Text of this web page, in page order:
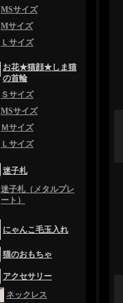
MSサイズ
Mサイズ
Ｌサイズ
お花★猫顔★しま猫
の首輪
Ｓサイズ
MSサイズ
Ｍサイズ
Ｌサイズ
迷子札
迷子札（メタルプレ
ート）
にゃんこ毛玉入れ
猫のおもちゃ
アクセサリー
ネックレス